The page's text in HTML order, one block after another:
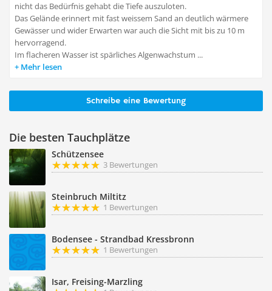
nicht das Bedürfnis gehabt die Tiefe auszuloten.
Das Gelände erinnert mit fast weissem Sand an deutlich wärmere
Gewässer und wider Erwarten war auch die Sicht mit bis zu 10 m
hervorragend.
Im flacheren Wasser ist spärliches Algenwachstum ...
Mehr lesen
Schreibe eine Bewertung
Die besten Tauchplätze
Schützensee
3 Bewertungen
Steinbruch Miltitz
1 Bewertungen
Bodensee - Strandbad Kressbronn
1 Bewertungen
Isar, Freising-Marzling